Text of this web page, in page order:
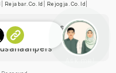
Rejabar.co.id Rejogja.co.id
Dewan Pers
K/XII/2022